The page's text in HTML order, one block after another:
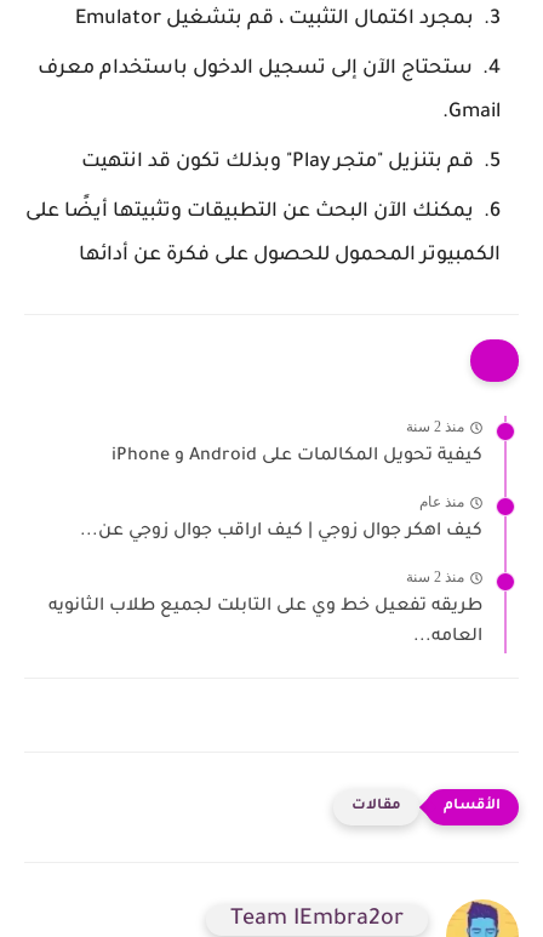
بمجرد اكتمال التثبيت ، قم بتشغيل Emulator
ستحتاج الآن إلى تسجيل الدخول باستخدام معرف
Gmail.
قم بتنزيل "متجر Play" وبذلك تكون قد انتهيت
يمكنك الآن البحث عن التطبيقات وتثبيتها أيضًا على
الكمبيوتر المحمول للحصول على فكرة عن أدائها
منذ 2 سنة
كيفية تحويل المكالمات على Android و iPhone
منذ عام
كيف اهكر جوال زوجي | كيف اراقب جوال زوجي عن...
منذ 2 سنة
طريقه تفعيل خط وي على التابلت لجميع طلاب الثانويه
العامه...
مقالات
Team IEmbra2or